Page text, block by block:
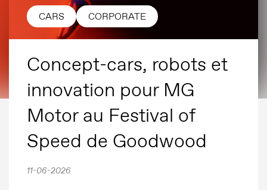
CARS CORPORATE
Concept-cars, robots et
innovation pour MG
Motor au Festival of
Speed de Goodwood
11-06-2026